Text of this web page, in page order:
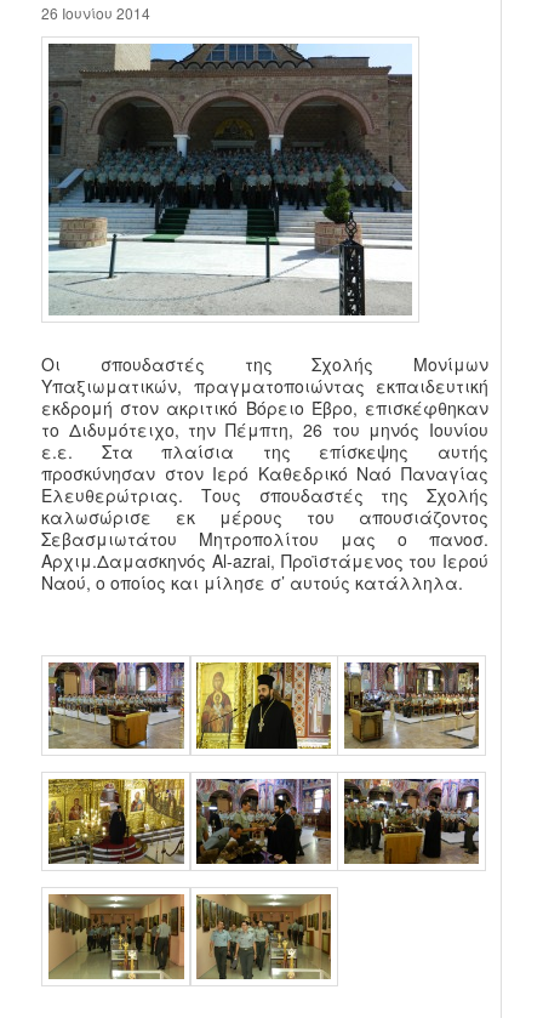
26 Ιουνίου 2014
Οι σπουδαστές της Σχολής Μονίμων
Υπαξιωματικών, πραγματοποιώντας εκπαιδευτική
εκδρομή στον ακριτικό Βόρειο Έβρο, επισκέφθηκαν
το Διδυμότειχο, την Πέμπτη, 26 του μηνός Ιουνίου
ε.ε. Στα πλαίσια της επίσκεψης αυτής
προσκύνησαν στον Ιερό Καθεδρικό Ναό Παναγίας
Ελευθερώτριας. Τους σπουδαστές της Σχολής
καλωσώρισε εκ μέρους του απουσιάζοντος
Σεβασμιωτάτου Μητροπολίτου μας ο πανοσ.
Αρχιμ.Δαμασκηνός Al-azrai, Προϊστάμενος του Ιερού
Ναού, ο οποίος και μίλησε σ’ αυτούς κατάλληλα.